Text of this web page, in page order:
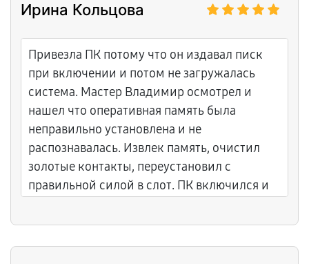
Ирина Кольцова
Привезла ПК потому что он издавал писк
при включении и потом не загружалась
система. Мастер Владимир осмотрел и
нашел что оперативная память была
неправильно установлена и не
распознавалась. Извлек память, очистил
золотые контакты, переустановил с
правильной силой в слот. ПК включился и
Владимиру за быстрое решение и за то что